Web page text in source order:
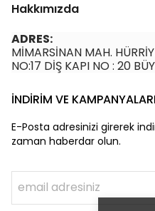
Hakkımızda
ADRES:
MİMARSİNAN MAH.
NO:17 DİŞ KAPI NO : 20
İNDİRİM VE
E-Posta adresinizi girerek
zaman haberdar olun.